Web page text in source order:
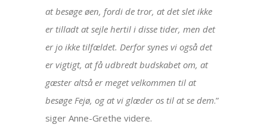
at besøge øen, fordi de tror, at det slet ikke
er tilladt at sejle hertil i disse tider, men det
er jo ikke tilfældet. Derfor synes vi også det
er vigtigt, at få udbredt budskabet om, at
gæster altså er meget velkommen til at
besøge Fejø, og at vi glæder os til at se dem.”
siger Anne-Grethe videre.